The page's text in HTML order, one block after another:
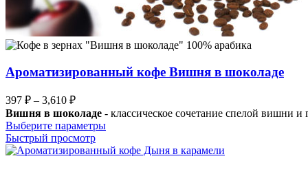
Ароматизированный кофе Вишня в шоколаде
397 ₽ – 3,610 ₽Диапазон
цен:
397 ₽
–
3,610 ₽
Вишня в шоколаде - классическое сочетание спелой вишни и
Выберите параметрыЭтот
имеет
Быстрый просмотр